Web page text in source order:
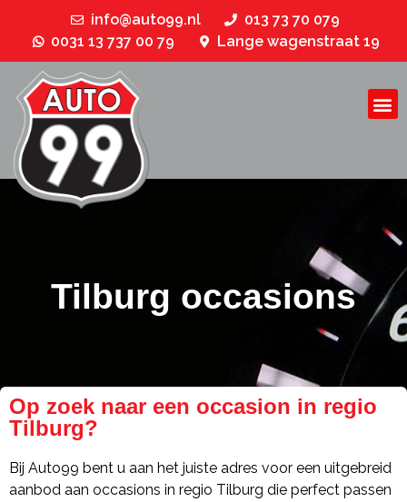
info@auto99.nl
013 73 70 079
0031 13 737 00 79
Lange wagenstraat 19
Tilburg occasions
Op zoek naar een occasion in regio
Tilburg?
Bij Auto99 bent u aan het juiste adres voor een uitgebreid
aanbod aan occasions in regio Tilburg die perfect passen